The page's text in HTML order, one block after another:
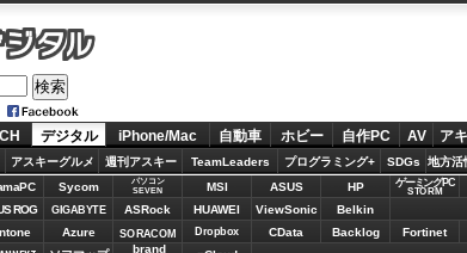
タル
デジタル iPhone/Mac 自動車 ホビー 自作PC AV ア
アスキーグルメ 週刊アスキー TeamLeaders プログラミング+ SDGs 地方活
Sycom
パソコン
SEVEN
MSI ASUS HP ゲーミングPC
STORM
ROG GIGABYTE ASRock HUAWEI ViewSonic Belkin
Azure SORACOM Dropbox CData Backlog Fortinet
brand